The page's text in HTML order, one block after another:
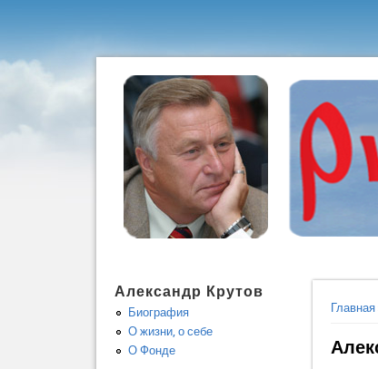
Вы
Главная
Александр Крутов
Биография
О жизни, о себе
О Фонде